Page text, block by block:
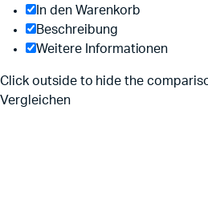
In den Warenkorb
Beschreibung
Weitere Informationen
Click outside to hide the
Vergleichen